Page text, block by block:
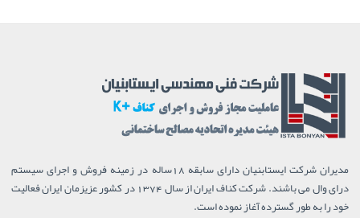
مدیران شرکت ایستابنیان دارای سابقه 18ساله در زمینه فروش و اجرای سیستم
درای وال می باشند. شرکت کناف ایران از سال 1374 در کشور عزیزمان ایران فعالیت
خود را به طور گسترده آغاز نموده است.